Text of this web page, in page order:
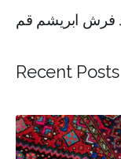
فرش ابریشم قم
Recent Posts